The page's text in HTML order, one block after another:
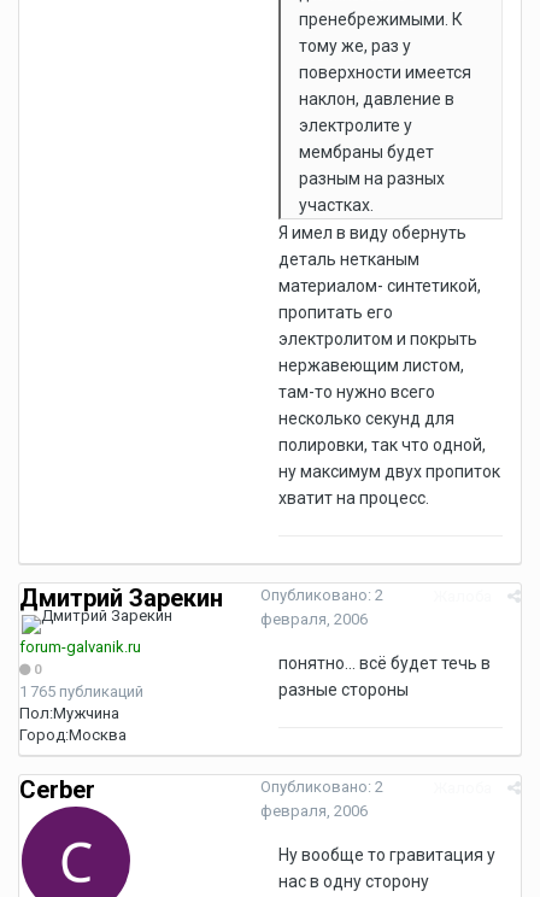
пренебрежимыми. К
тому же, раз у
поверхности имеется
наклон, давление в
электролите у
мембраны будет
разным на разных
участках.
Я имел в виду обернуть
деталь нетканым
материалом- синтетикой,
пропитать его
электролитом и покрыть
нержавеющим листом,
там-то нужно всего
несколько секунд для
полировки, так что одной,
ну максимум двух пропиток
хватит на процесс.
Дмитрий Зарекин
forum-galvanik.ru
0
1 765 публикаций
Пол:Мужчина
Город:Москва
Опубликовано: 2
февраля, 2006
понятно... всё будет течь в
разные стороны
Cerber Опубликовано: 2
февраля, 2006
Ну вообще то гравитация у
нас в одну сторону